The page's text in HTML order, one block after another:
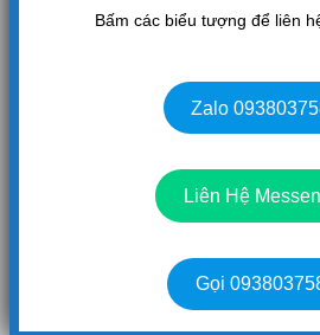
Bấm các biểu tượng để liên
Zalo
Liên Hệ
Gọi